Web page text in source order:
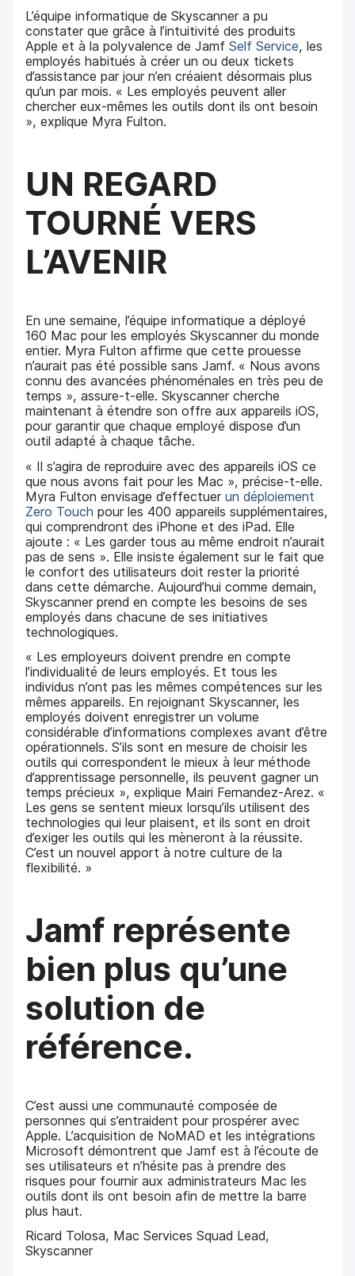
L’équipe informatique de Skyscanner a pu
constater que grâce à l’intuitivité des produits
Apple et à la polyvalence de JamfSelf Service, les
employés habitués à créer un ou deux tickets
d’assistance par jour n’en créaient désormais plus
qu’un par mois. « Les employés peuvent aller
chercher eux-mêmes les outils dont ils ont besoin
», explique Myra Fulton.
UN REGARD
TOURNÉ VERS
L’AVENIR
En une semaine, l’équipe informatique a déployé
160 Mac pour les employés Skyscanner du monde
entier. Myra Fulton affirme que cette prouesse
n’aurait pas été possible sans Jamf. « Nous avons
connu des avancées phénoménales en très peu de
temps », assure-t-elle. Skyscanner cherche
maintenant à étendre son offre aux appareils iOS,
pour garantir que chaque employé dispose d’un
outil adapté à chaque tâche.
« Il s’agira de reproduire avec des appareils iOS ce
que nous avons fait pour les Mac », précise-t-elle.
Myra Fulton envisage d’effectuerun déploiement
Zero Touch pour les 400 appareils supplémentaires,
qui comprendront des iPhone et des iPad. Elle
ajoute : « Les garder tous au même endroit n’aurait
pas de sens ». Elle insiste également sur le fait que
le confort des utilisateurs doit rester la priorité
dans cette démarche. Aujourd’hui comme demain,
Skyscanner prend en compte les besoins de ses
employés dans chacune de ses initiatives
technologiques.
« Les employeurs doivent prendre en compte
l’individualité de leurs employés. Et tous les
individus n’ont pas les mêmes compétences sur les
mêmes appareils. En rejoignant Skyscanner, les
employés doivent enregistrer un volume
considérable d’informations complexes avant d’être
opérationnels. S’ils sont en mesure de choisir les
outils qui correspondent le mieux à leur méthode
d’apprentissage personnelle, ils peuvent gagner un
temps précieux », explique Mairi Fernandez-Arez. «
Les gens se sentent mieux lorsqu’ils utilisent des
technologies qui leur plaisent, et ils sont en droit
d’exiger les outils qui les mèneront à la réussite.
C’est un nouvel apport à notre culture de la
flexibilité. »
Jamf représente
bien plus qu’une
solution de
référence.
C’est aussi une communauté composée de
personnes qui s’entraident pour prospérer avec
Apple. L’acquisition de NoMAD et les intégrations
Microsoft démontrent que Jamf est à l’écoute de
ses utilisateurs et n’hésite pas à prendre des
risques pour fournir aux administrateurs Mac les
outils dont ils ont besoin afin de mettre la barre
plus haut.
Ricard Tolosa, Mac Services Squad Lead,
Skyscanner